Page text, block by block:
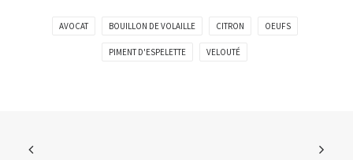
AVOCAT BOUILLON DE VOLAILLE CITRON OEUFS
PIMENT D'ESPELETTE VELOUTÉ